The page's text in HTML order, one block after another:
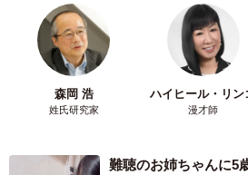
に言えば、ただの通り道でしかない
た、北と東は険しい山並みを隔てて
来は容易ではないはず。海がないと
へ」というエネルギーが湧きにくか
ん。いまは新幹線や高速道路も整
森岡 浩
姓氏研究家
ハイヒール・リン
漫才師
難聴のお姉ちゃんに